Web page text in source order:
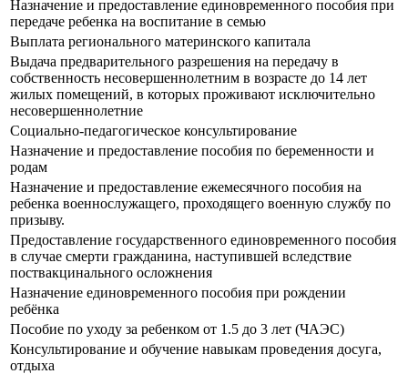
Назначение и предоставление единовременного пособия при
передаче ребенка на воспитание в семью
Выплата регионального материнского капитала
Выдача предварительного разрешения на передачу в
собственность несовершеннолетним в возрасте до 14 лет
жилых помещений, в которых проживают исключительно
несовершеннолетние
Социально-педагогическое консультирование
Назначение и предоставление пособия по беременности и
родам
Назначение и предоставление ежемесячного пособия на
ребенка военнослужащего, проходящего военную службу по
призыву.
Предоставление государственного единовременного пособия
в случае смерти гражданина, наступившей вследствие
поствакцинального осложнения
Назначение единовременного пособия при рождении
ребёнка
Пособие по уходу за ребенком от 1.5 до 3 лет (ЧАЭС)
Консультирование и обучение навыкам проведения досуга,
отдыха